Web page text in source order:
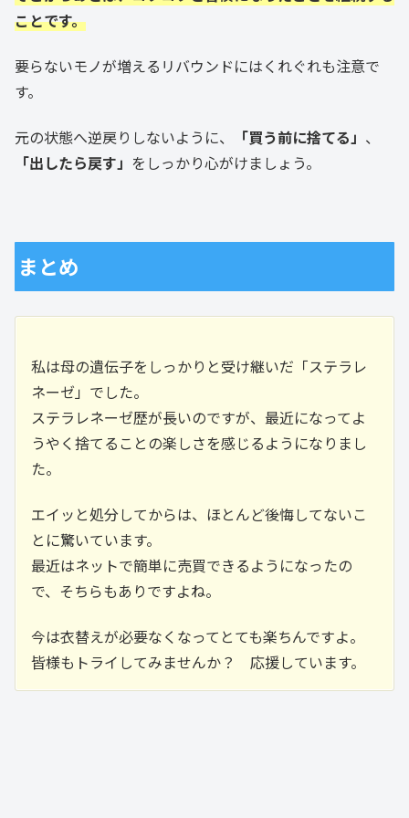
ことです。
要らないモノが増えるリバウンドにはくれぐれも注意で
す。
元の状態へ逆戻りしないように、 「買う前に捨てる」 、
「出したら戻す」 をしっかり心がけましょう。
まとめ
私は母の遺伝子をしっかりと受け継いだ「ステラレ
ネーゼ」でした。
ステラレネーゼ歴が長いのですが、最近になってよ
うやく捨てることの楽しさを感じるようになりまし
た。
エイッと処分してからは、ほとんど後悔してないこ
とに驚いています。
最近はネットで簡単に売買できるようになったの
で、そちらもありですよね。
今は衣替えが必要なくなってとても楽ちんですよ。
皆様もトライしてみませんか？ 応援しています。